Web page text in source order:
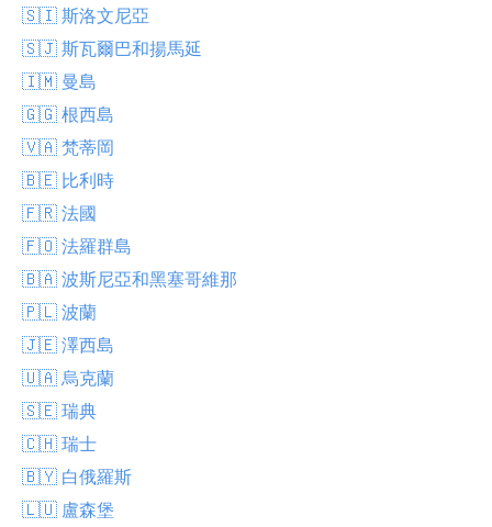
🇸🇮 斯洛文尼亞
🇸🇯 斯瓦爾巴和揚馬延
🇮🇲 曼島
🇬🇬 根西島
🇻🇦 梵蒂岡
🇧🇪 比利時
🇫🇷 法國
🇫🇴 法羅群島
🇧🇦 波斯尼亞和黑塞哥維那
🇵🇱 波蘭
🇯🇪 澤西島
🇺🇦 烏克蘭
🇸🇪 瑞典
🇨🇭 瑞士
🇧🇾 白俄羅斯
🇱🇺 盧森堡